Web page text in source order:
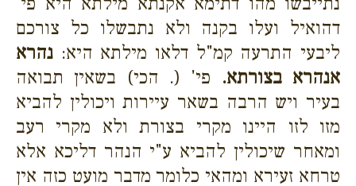
דהואיל ועלו בקנה ולא נתבשלו כל צורכם
ליבעי התרעה קמ"ל דלאו מילתא היא: נהרא
אנהרא בצורתא. פי' (. הכי) בשאין תבואה
בעיר ויש הרבה בשאר עיירות ויכולין להביא
מזו לזו היינו מקרי בצורת ולא מקרי רעב
ומאחר שיכולין להביא ע"י הנהר דליכא אלא
טרחא זעירא ומהאי כלומר מדבר מועט כזה אין